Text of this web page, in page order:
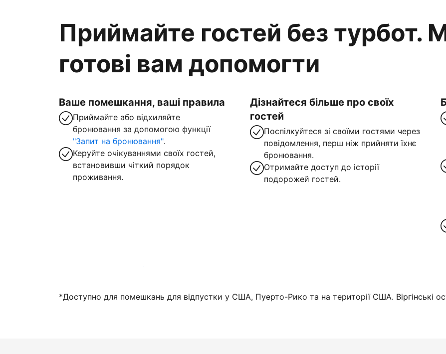
Приймайте гостей без турбот.
готові вам допомогти
Ваше помешкання, ваші правила
Приймайте або відхиляйте
бронювання за допомогою функції
"Запит на бронювання".
Керуйте очікуваннями своїх гостей,
встановивши чіткий порядок
проживання.
Дізнайтеся більше про своїх
гостей
Поспілкуйтеся зі своїми гостями через
повідомлення, перш ніж прийняти їхнє
бронювання.
Отримайте доступ до історії
подорожей гостей.
Зареєструвати помешкання вже зараз
*Доступно для помешкань для відпустки у США, Пуерто-Рико та на території США. Віргінські